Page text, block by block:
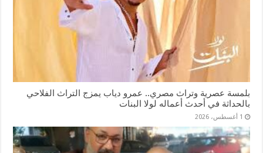
بلمسة عصرية وتراث مصري.. عمرو دياب يمزج التراث الفلاحي
بالحداثة في أحدث أعماله لولا البنات
1 أغسطس، 2026